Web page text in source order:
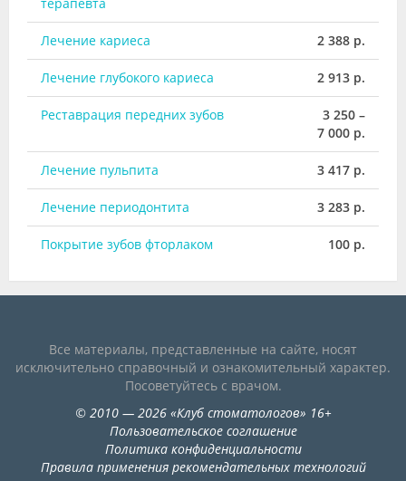
Лечение кариеса 2 388 р.
Лечение глубокого кариеса 2 913 р.
Реставрация передних зубов
3 250 –
7 000 р.
Лечение пульпита 3 417 р.
Лечение периодонтита 3 283 р.
Покрытие зубов фторлаком 100 р.
Все материалы, представленные на сайте, носят
исключительно справочный и ознакомительный характер.
Посоветуйтесь с врачом.
© 2010— 2026«Клуб стоматологов» 16+
Пользовательское соглашение
Политика конфиденциальности
Правила применения рекомендательных технологий